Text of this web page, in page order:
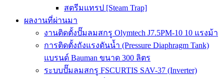
สตรีมแทรป [Steam Trap]
ผลงานที่ผ่านมา
งานติดตั้งปั๊มลมสกรู Olymtech J7.5PM-10 10 แรงม้า
การติดตั้งถังแรงดันน้ำ (Pressure Diaphragm Tank)
แบรนด์ Bauman ขนาด 300 ลิตร
ระบบปั๊มลมสกรู FSCURTIS SAV-37 (Inverter)